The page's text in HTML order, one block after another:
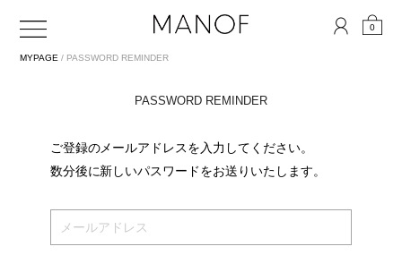
0
MYPAGE / PASSWORD REMINDER
PASSWORD REMINDER
ご登録のメールアドレスを入力してください。
数分後に新しいパスワードをお送りいたします。